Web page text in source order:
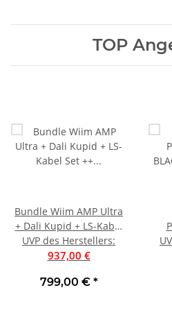
TOP
Bundle Wiim AMP Ultra
+ Dali Kupid + LS-Kabel
Set ++ Space Grey |
Caranemel White ++
UVP des Herstellers:
937,00 €
799,00 € *